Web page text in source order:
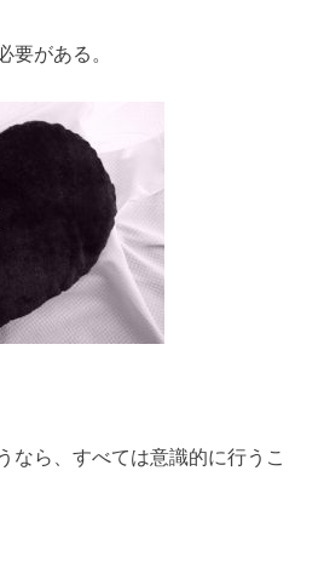
要がある。
なら、すべては意識的に行うこ